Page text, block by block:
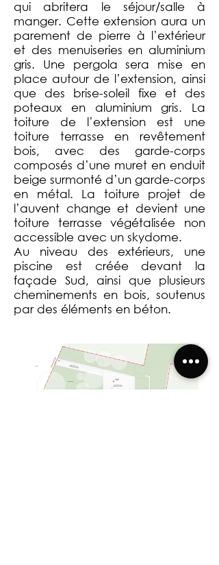
qui abritera le séjour/salle à
manger. Cette extension aura un
parement de pierre à l’extérieur
et des menuiseries en aluminium
gris. Une pergola sera mise en
place autour de l’extension, ainsi
que des brise-soleil fixe et des
poteaux en aluminium gris. La
toiture de l’extension est une
toiture terrasse en revêtement
bois, avec des garde-corps
composés d’une muret en enduit
beige surmonté d’un garde-corps
en métal. La toiture projet de
l’auvent change et devient une
toiture terrasse végétalisée non
accessible avec un skydome.
Au niveau des extérieurs, une
piscine est créée devant la
façade Sud, ainsi que plusieurs
cheminements en bois, soutenus
par des éléments en béton.